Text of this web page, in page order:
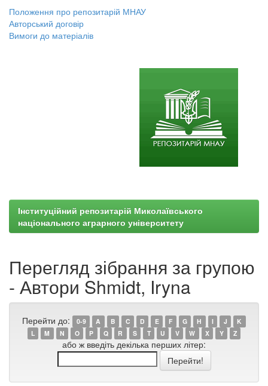
Положення про репозитарій МНАУ
Авторський договір
Вимоги до матеріалів
Інституційний репозитарій Миколаївського
національного аграрного університету
Перегляд зібрання за групою
- Автори Shmidt, Iryna
Перейти до: 0-9 A B C D E F G H I J
K
L
M N O P Q R S T U V W X Y Z
або ж введіть декілька перших літер: